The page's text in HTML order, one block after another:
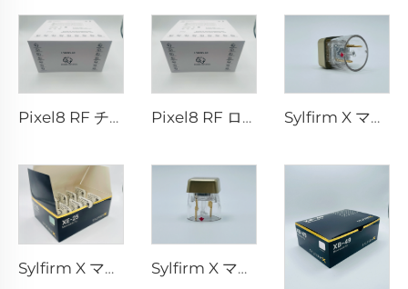
Pixel8 RF チップ Pixel8 RF ローラー・エスセティック 25 49 64 本 Sylfirm X マイクロニードルRFチップ X-25
Sylfirm X マイクロニードルRFチップ XE-25 Sylfirm X マイクロニードルRFスキンケア Sylfirm X 交換用チップ X-25